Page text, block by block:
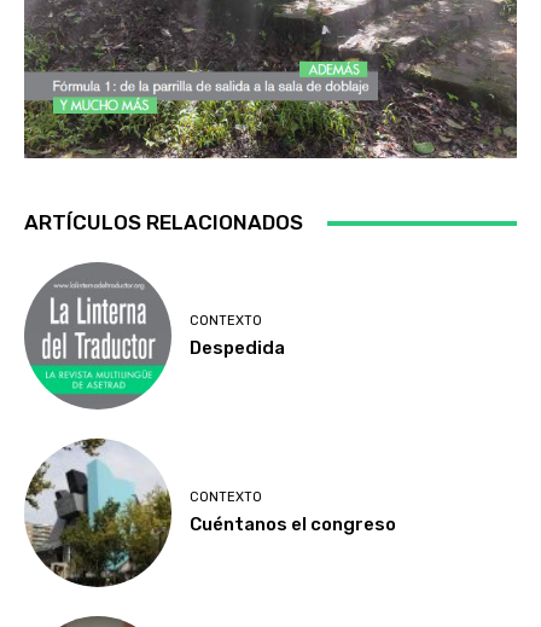
ARTÍCULOS RELACIONADOS
CONTEXTO
Despedida
CONTEXTO
Cuéntanos el congreso